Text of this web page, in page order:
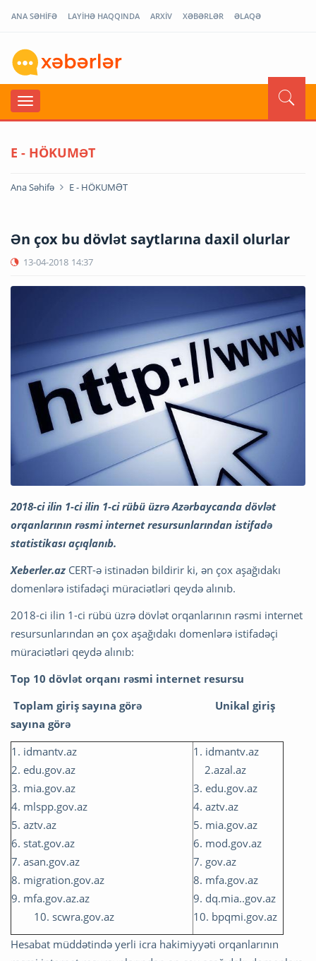
ANA SƏHİFƏ LAYİHƏ HAQQINDA ARXİV XƏBƏRLƏR ƏLAQƏ
E - HÖKUMƏT
Ana Səhifə E - HÖKUMƏT
Ən çox bu dövlət saytlarına daxil olurlar
13-04-2018 14:37
2018-ci ilin 1-ci ilin 1-ci rübü üzrə Azərbaycanda dövlət
orqanlarının rəsmi internet resursunlarından istifadə
statistikası açıqlanıb.
Xeberler.az CERT-ə istinadən bildirir ki, ən çox aşağıdakı
domenlərə istifadəçi müraciətləri qeydə alınıb.
2018-ci ilin 1-ci rübü üzrə dövlət orqanlarının rəsmi internet
resursunlarından ən çox aşağıdakı domenlərə istifadəçi
müraciətləri qeydə alınıb:
Top 10 dövlət orqanı rəsmi internet resursu
Toplam giriş sayına görə
Unikal giriş
sayına görə
1. idmantv.az
2. edu.gov.az
3. mia.gov.az
4. mlspp.gov.az
5. aztv.az
6. stat.gov.az
7. asan.gov.az
8. migration.gov.az
9. mfa.gov.az.az
10. scwra.gov.az
1. idmantv.az
2.azal.az
3. edu.gov.az
4. aztv.az
5. mia.gov.az
6. mod.gov.az
7. gov.az
8. mfa.gov.az
9. dq.mia..gov.az
10. bpqmi.gov.az
Hesabat müddətində yerli icra hakimiyyəti orqanlarının